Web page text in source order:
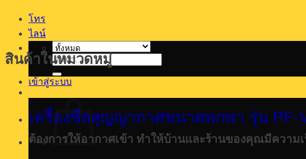
โทร
ไลน์
ค้นหา:
เข้าสู่ระบบ
สินค้าในหมวดหมู่
เครื่องซีลสุญญากาศขนาดพกพา รุ่น PF-
ต้องการให้อากาศเข้า ทำให้บ้านและร้านของคุณมีความ